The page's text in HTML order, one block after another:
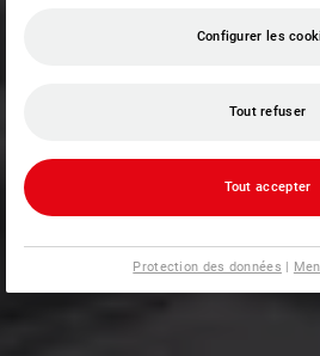
Configurer les
Tout refuser
Tout accepter
Protection des données |